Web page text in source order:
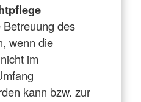
des
wenn die
im
kann bzw. zur